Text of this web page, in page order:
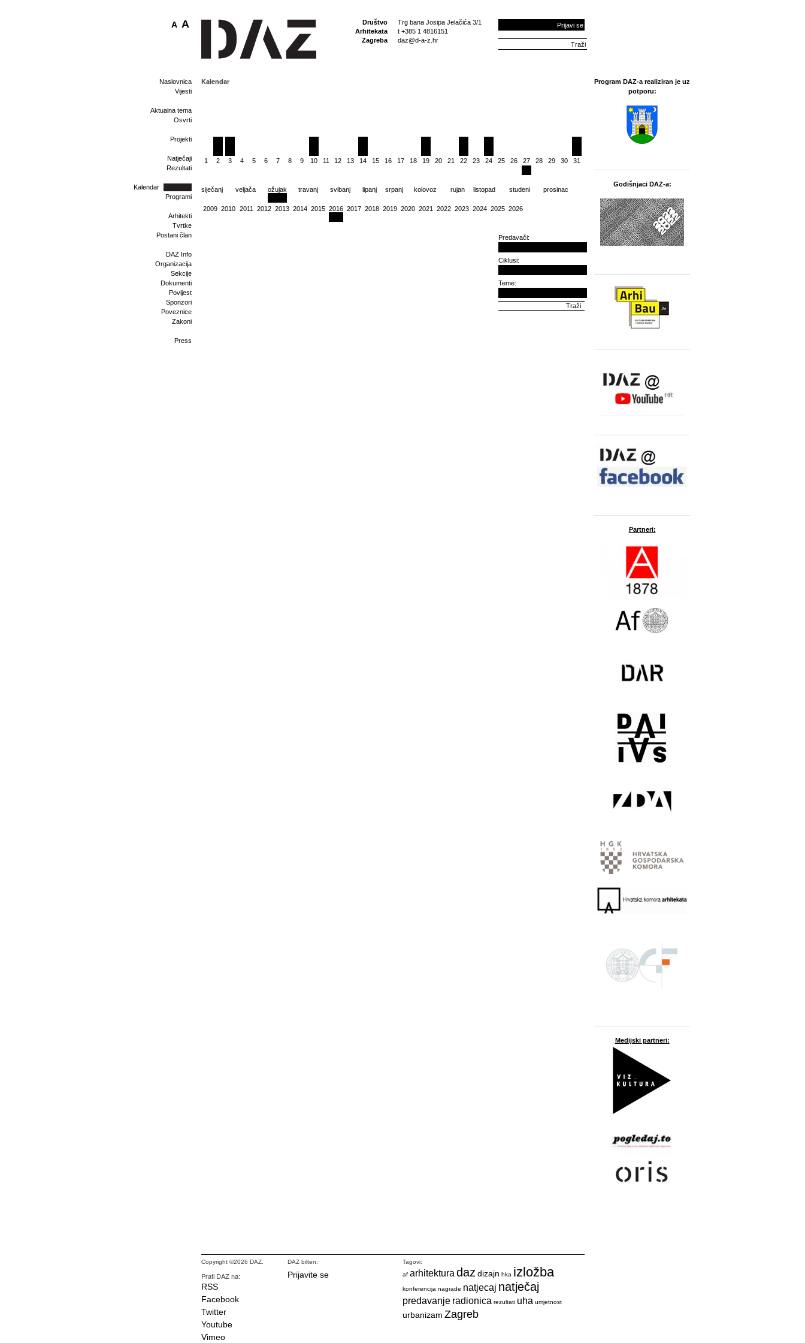
Društvo
Arhitekata
Zagreba
Trg bana Josipa Jelačića 3/1
t +385 1 4816151
daz@d-a-z.hr
Prijavi se
A A
Naslovnica
Vijesti
Aktualna tema
Osvrti
Projekti
Natječaji
Rezultati
Kalendar
Programi
Arhitekti
Tvrtke
Postani član
DAZ Info
Organizacija
Sekcije
Dokumenti
Povijest
Sponzori
Poveznice
Zakoni
Press
Kalendar
1 2 3 4 5 6 7 8 9 10 11 12 13 14 15 16 17 18 19 20 21 22 23 24 25 26 27 28 29 30 31
siječanj veljača ožujak travanj svibanj lipanj srpanj kolovoz rujan listopad studeni prosinac
2009 2010 2011 2012 2013 2014 2015 2016 2017 2018 2019 2020 2021 2022 2023 2024 2025 2026
Predavači:
Ciklusi:
Teme:
Program DAZ-a realiziran je uz
potporu:
Godišnjaci DAZ-a:
Partneri:
Medijski partneri:
Copyright ©2026 DAZ.
Prati DAZ na:
RSS
Facebook
Twitter
Youtube
Vimeo
DAZ bilten:
Prijavite se
Tagovi:
af arhitektura daz dizajn hka izložba
konferencija nagrade natjecaj natječaj
predavanje radionica rezultati uha umjetnost
urbanizam Zagreb